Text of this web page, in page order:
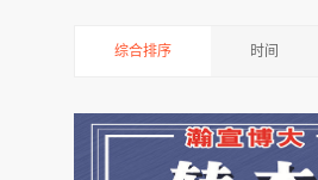
综合排序 时间